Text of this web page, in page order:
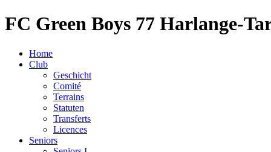
FC Green Boys 77 Harlange-
Home
Club
Geschicht
Comité
Terrains
Statuten
Transferts
Licences
Seniors